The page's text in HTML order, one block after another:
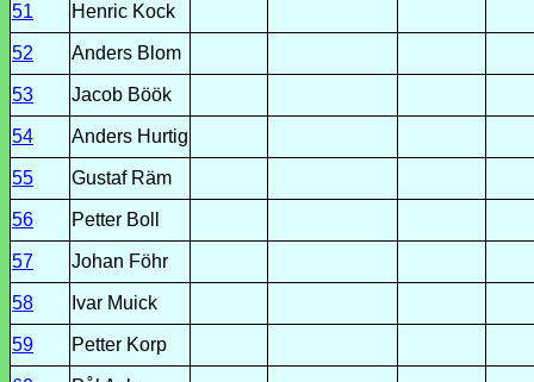
51 Henric Kock
52 Anders Blom
53 Jacob Böök
54 Anders Hurtig
55 Gustaf Räm
56 Petter Boll
57 Johan Föhr
58 Ivar Muick
59 Petter Korp